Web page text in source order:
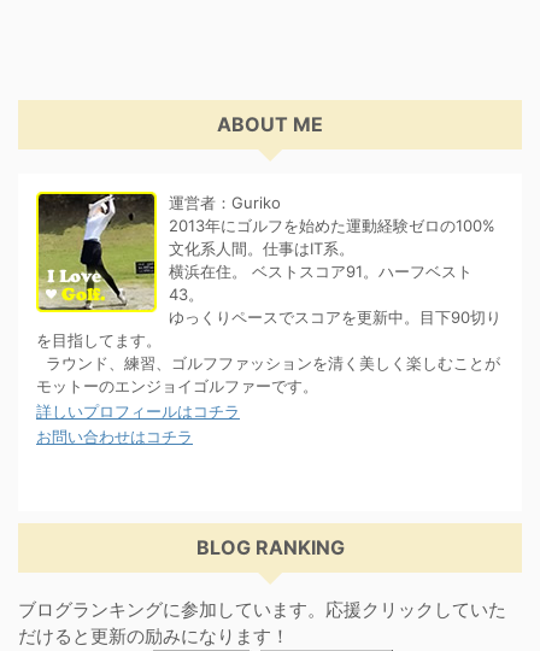
ABOUT ME
運営者：Guriko
2013年にゴルフを始めた運動経験ゼロの100%
文化系人間。仕事はIT系。
横浜在住。 ベストスコア91。ハーフベスト
43。
ゆっくりペースでスコアを更新中。目下90切り
を目指してます。
ラウンド、練習、ゴルフファッションを清く美しく楽しむことが
モットーのエンジョイゴルファーです。
詳しいプロフィールはコチラ
お問い合わせはコチラ
BLOG RANKING
ブログランキングに参加しています。応援クリックしていた
だけると更新の励みになります！